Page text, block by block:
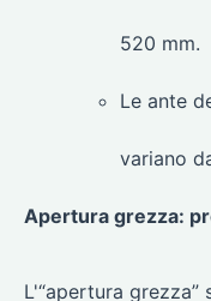
520 mm.
Le ante
variano
Apertura grezza:
L'“apertura